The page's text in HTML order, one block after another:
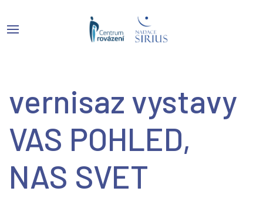
vernisaz vystavy
VAS POHLED,
NAS SVET